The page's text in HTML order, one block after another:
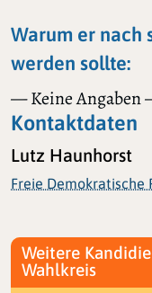
Warum er nach
werden sollte:
— Keine Angaben
Kontaktdaten
Lutz Haunhorst
Freie Demokratische
Weitere
Wahlkreis